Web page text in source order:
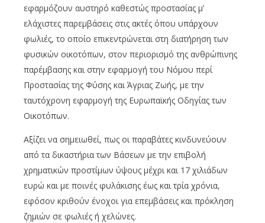
εφαρμόζουν αυστηρό καθεστώς προστασίας μ’
ελάχιστες παρεμβάσεις στις ακτές όπου υπάρχουν
φωλιές, το οποίο επικεντρώνεται στη διατήρηση των
φυσικών οικοτόπων, στον περιορισμό της ανθρώπινης
παρέμβασης και στην εφαρμογή του Νόμου περί
Προστασίας της Φύσης και Άγριας Ζωής, με την
ταυτόχρονη εφαρμογή της Ευρωπαϊκής Οδηγίας των
Οικοτόπων.
Αξίζει να σημειωθεί, πως οι παραβάτες κινδυνεύουν
από τα δικαστήρια των Βάσεων με την επιβολή
χρηματικών προστίμων ύψους μέχρι και 17 χιλιάδων
ευρώ και με ποινές φυλάκισης έως και τρία χρόνια,
εφόσον κριθούν ένοχοι για επεμβάσεις και πρόκληση
ζημιών σε φωλιές ή χελώνες.